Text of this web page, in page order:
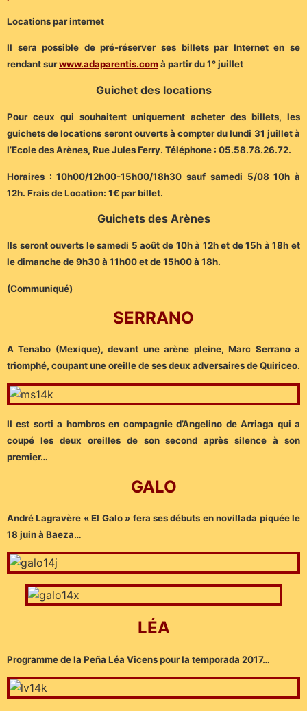
Locations par internet
Il sera possible de pré-réserver ses billets par Internet en se
rendant surwww.adaparentis.comà partir du 1° juillet
Guichet des locations
Pour ceux qui souhaitent uniquement acheter des billets, les
guichets de locations seront ouverts à compter du lundi 31 juillet à
l’Ecole des Arènes, Rue Jules Ferry. Téléphone : 05.58.78.26.72.
Horaires : 10h00/12h00-15h00/18h30 sauf samedi 5/08 10h à
12h. Frais de Location: 1€ par billet.
Guichets des Arènes
Ils seront ouverts le samedi 5 août de 10h à 12h et de 15h à 18h et
le dimanche de 9h30 à 11h00 et de 15h00 à 18h.
(Communiqué)
SERRANO
A Tenabo (Mexique), devant une arène pleine, Marc Serrano a
triomphé, coupant une oreille de ses deux adversaires de Quiriceo.
Il est sorti a hombros en compagnie d’Angelino de Arriaga qui a
coupé les deux oreilles de son second après silence à son
premier…
GALO
André Lagravère « El Galo » fera ses débuts en novillada piquée le
18 juin à Baeza…
LÉA
Programme de la Peña Léa Vicens pour la temporada 2017…